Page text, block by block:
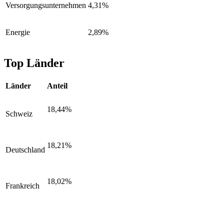
Versorgungsunternehmen 4,31%
Energie 2,89%
Top Länder
Länder Anteil
Schweiz
18,44%
Deutschland
18,21%
Frankreich
18,02%